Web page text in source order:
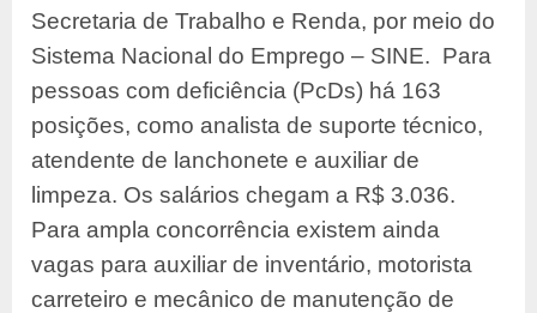
Secretaria de Trabalho e Renda, por meio do
Sistema Nacional do Emprego – SINE. Para
pessoas com deficiência (PcDs) há 163
posições, como analista de suporte técnico,
atendente de lanchonete e auxiliar de
limpeza. Os salários chegam a R$ 3.036.
Para ampla concorrência existem ainda
vagas para auxiliar de inventário, motorista
carreteiro e mecânico de manutenção de